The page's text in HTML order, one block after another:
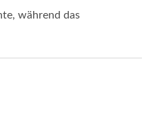
während das